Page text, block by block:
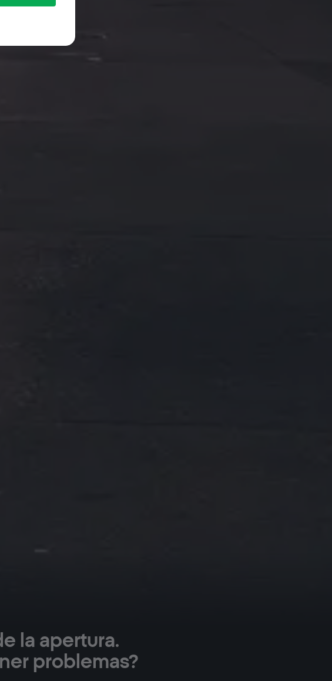
la apertura.
problemas?